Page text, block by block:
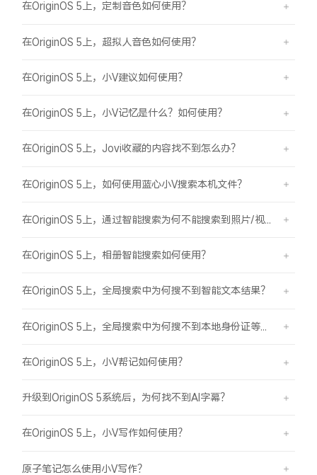
在OriginOS 5上，定制音色如何使用？
在OriginOS 5上，超拟人音色如何使用？
在OriginOS 5上，小V建议如何使用？
在OriginOS 5上，小V记忆是什么？如何使用？
在OriginOS 5上，Jovi收藏的内容找不到怎么办？
在OriginOS 5上，如何使用蓝心小V搜索本机文件？
在OriginOS 5上，相册智能搜索如何使用？
在OriginOS 5上，全局搜索中为何搜不到智能文本结果？
在OriginOS 5上，小V帮记如何使用？
升级到OriginOS 5系统后，为何找不到AI字幕？
在OriginOS 5上，小V写作如何使用？
原子笔记怎么使用小V写作？